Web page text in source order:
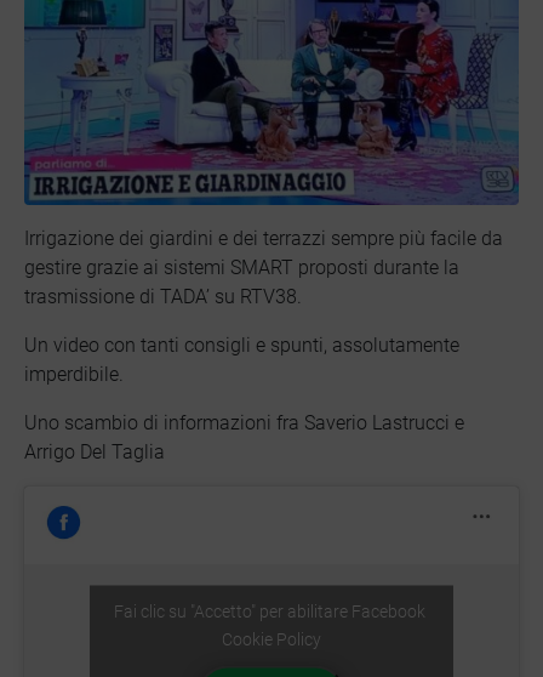
Irrigazione dei giardini e dei terrazzi sempre più facile da
gestire grazie ai sistemi SMART proposti durante la
trasmissione di TADA’ su RTV38.
Un video con tanti consigli e spunti, assolutamente
imperdibile.
Uno scambio di informazioni fra Saverio Lastrucci e
Arrigo Del Taglia
Fai clic su "Accetto" per abilitare Facebook
Cookie Policy